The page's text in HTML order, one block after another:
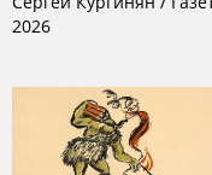
2026